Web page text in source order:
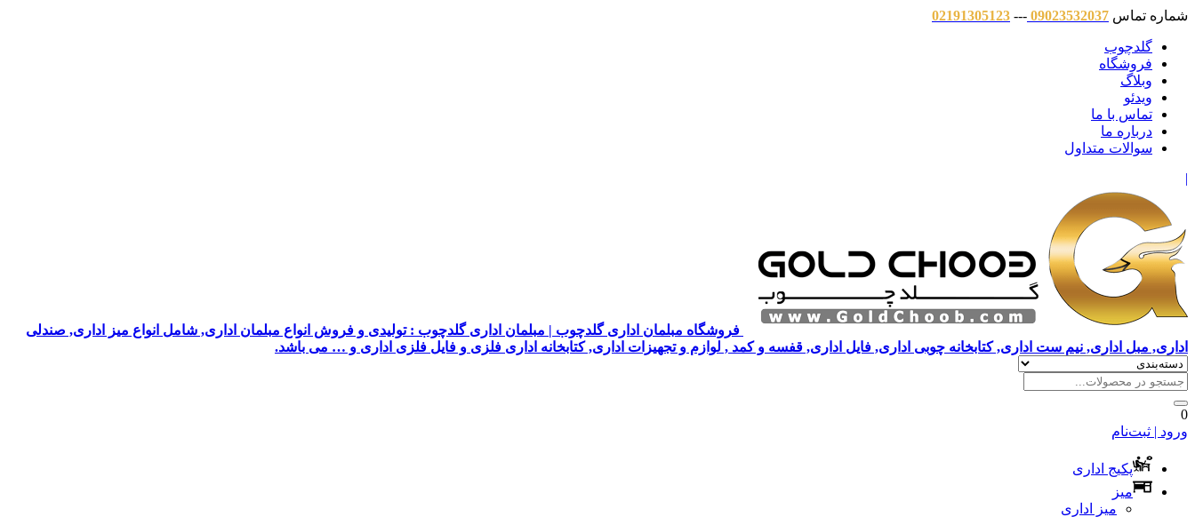
شماره تماس 09023532037
---
02191305123
گلدچوب
فروشگاه
وبلاگ
ویدئو
تماس با ما
درباره ما
سوالات متداول
|
فروشگاه مبلمان اداری گلدچوب | مبلمان اداری گلدچوب : تولیدی و فروش انواع مبلمان اداری, شامل انواع میز اداری, صندلی
اداری, مبل اداری, نیم ست اداری, کتابخانه چوبی اداری, فایل اداری, قفسه و کمد , لوازم و تجهیزات اداری, کتابخانه اداری فلزی و فایل فلزی اداری و … می باشد.
0
ورود | ثبت‌نام
پکیج اداری
میز
میز اداری